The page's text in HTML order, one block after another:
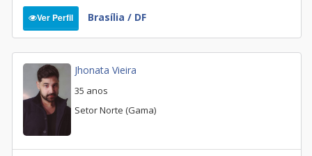
Ver Perfil Brasília / DF
Jhonata Vieira
35 anos
Setor Norte (Gama)